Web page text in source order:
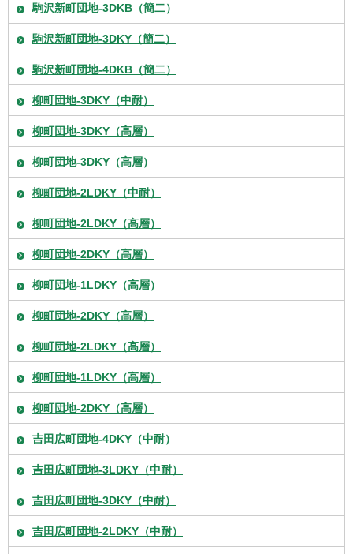
駒沢新町団地-3DKB（簡二）
駒沢新町団地-3DKY（簡二）
駒沢新町団地-4DKB（簡二）
柳町団地-3DKY（中耐）
柳町団地-3DKY（高層）
柳町団地-3DKY（高層）
柳町団地-2LDKY（中耐）
柳町団地-2LDKY（高層）
柳町団地-2DKY（高層）
柳町団地-1LDKY（高層）
柳町団地-2DKY（高層）
柳町団地-2LDKY（高層）
柳町団地-1LDKY（高層）
柳町団地-2DKY（高層）
吉田広町団地-4DKY（中耐）
吉田広町団地-3LDKY（中耐）
吉田広町団地-3DKY（中耐）
吉田広町団地-2LDKY（中耐）